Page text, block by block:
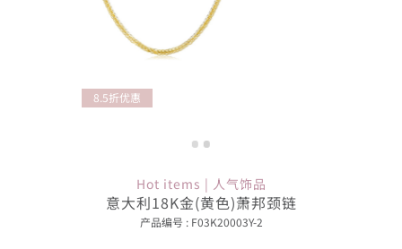
8.5折优惠
Hot items | 人气饰品
意大利18K金(黄色)萧邦颈链
产品编号 : F03K20003Y-2